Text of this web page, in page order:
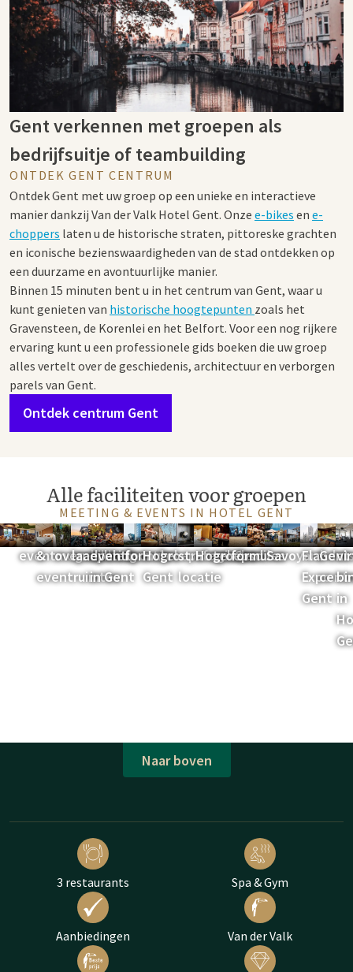
Gent verkennen met groepen als
bedrijfsuitje of teambuilding
ONTDEK GENT CENTRUM
Ontdek Gent met uw groep op een unieke en interactieve
manier dankzij Van der Valk Hotel Gent. Onze e-bikes en e-
choppers laten u de historische straten, pittoreske grachten
en iconische bezienswaardigheden van de stad ontdekken op
een duurzame en avontuurlijke manier.
Binnen 15 minuten bent u in het centrum van Gent, waar u
kunt genieten van historische hoogtepunten zoals het
Gravensteen, de Korenlei en het Belfort. Voor een nog rijkere
ervaring kunt u een professionele gids boeken die uw groep
alles vertelt over de geschiedenis, architectuur en verborgen
parels van Gent.
Ontdek centrum Gent
Alle faciliteiten voor groepen
MEETING & EVENTS IN HOTEL GENT
Overzicht meeting &
eventmogelijkheden
Vergaderzalen
&
eventruimtes
Boek uw
overnachting
Parking &
laadpalen
Rooftop
eventlocatie
in Gent
Vergaderarrangementen
BBQ
formules
Locatie
Hotel
Gent
Culinaire
groepsformules
Gent als
strategische
locatie
Duurzaamheid
Hotel Gent
Culinair
groepsdiner
Walking
formules
Chalet
Savoyard
Nabij
Expo
Gent
Gent
in
Naar boven
3 restaurants Spa & Gym
Aanbiedingen Van der Valk